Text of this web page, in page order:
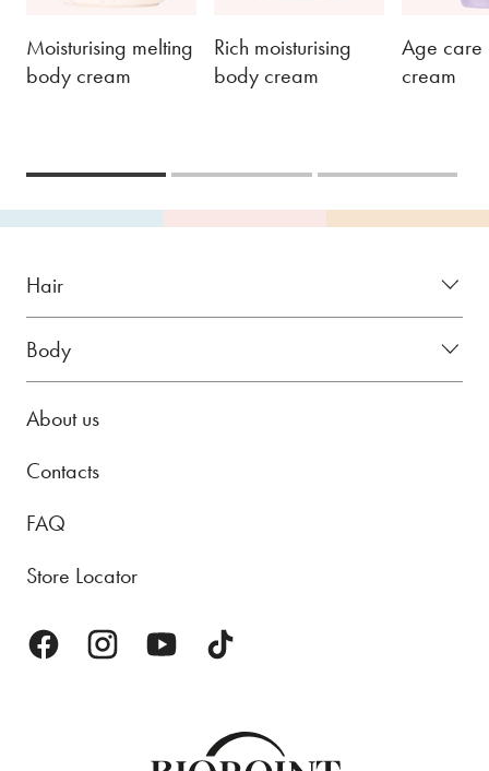
Moisturising melting
body cream
Rich moisturising
body cream
Age care
cream
Hair
Body
About us
Contacts
FAQ
Store Locator